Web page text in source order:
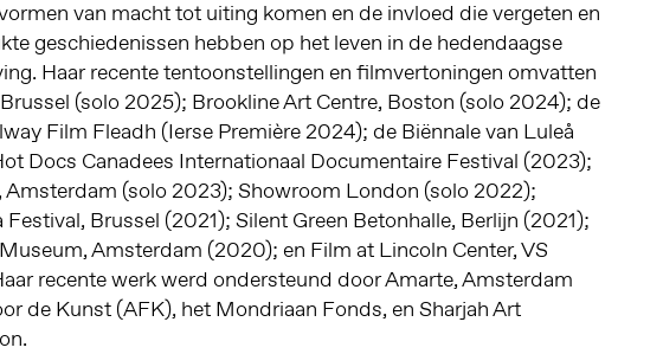
van macht tot uiting komen en de invloed die vergeten en
geschiedenissen hebben op het leven in de hedendaagse
Haar recente tentoonstellingen en filmvertoningen omvatten
(solo 2025); Brookline Art Centre, Boston (solo 2024); de
Film Fleadh (Ierse Première 2024); de Biënnale van Luleå
Docs Canadees Internationaal Documentaire Festival (2023);
Amsterdam (solo 2023); Showroom London (solo 2022);
Festival, Brussel (2021); Silent Green Betonhalle, Berlijn (2021);
Amsterdam (2020); en Film at Lincoln Center, VS
recente werk werd ondersteund door Amarte, Amsterdam
de Kunst (AFK), het Mondriaan Fonds, en Sharjah Art